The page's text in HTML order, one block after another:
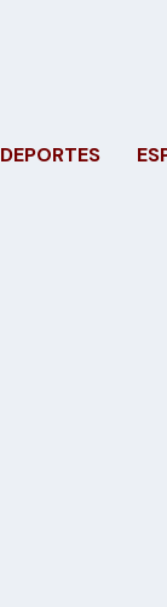
DEPORTES